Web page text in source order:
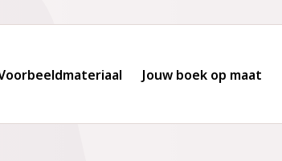
Jouw boek op maat